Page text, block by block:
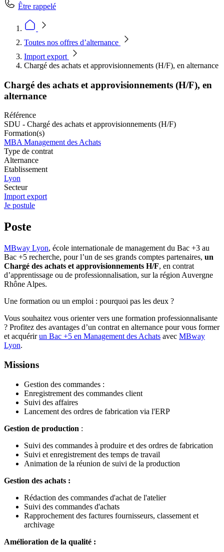
Être rappelé
Toutes nos offres d’alternance
Import export
Chargé des achats et approvisionnements (H/F), en alternance
Chargé des achats et approvisionnements (H/F), en
alternance
Référence
SDU - Chargé des achats et approvisionnements (H/F)
Formation(s)
MBA Management des Achats
Type de contrat
Alternance
Etablissement
Lyon
Secteur
Import export
Je postule
Poste
MBway Lyon, école internationale de management du Bac +3 au
Bac +5 recherche, pour l’un de ses grands comptes partenaires, un
Chargé des achats et approvisionnements H/F, en contrat
d’apprentissage ou de professionnalisation, sur la région Auvergne
Rhône Alpes.
Une formation ou un emploi : pourquoi pas les deux ?
Vous souhaitez vous orienter vers une formation professionnalisante
? Profitez des avantages d’un contrat en alternance pour vous former
et acquérirun Bac +5 en Management des Achats avec MBway
Lyon.
Missions
Gestion des commandes :
Enregistrement des commandes client
Suivi des affaires
Lancement des ordres de fabrication via l'ERP
Gestion de production :
Suivi des commandes à produire et des ordres de fabrication
Suivi et enregistrement des temps de travail
Animation de la réunion de suivi de la production
Gestion des achats :
Rédaction des commandes d'achat de l'atelier
Suivi des commandes d'achats
Rapprochement des factures fournisseurs, classement et
archivage
Amélioration de la qualité :